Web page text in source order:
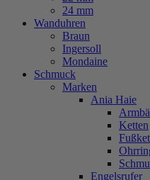
24 mm
Wanduhren
Braun
Ingersoll
Mondaine
Schmuck
Marken
Ania Haie
Ketten
Engelsrufer